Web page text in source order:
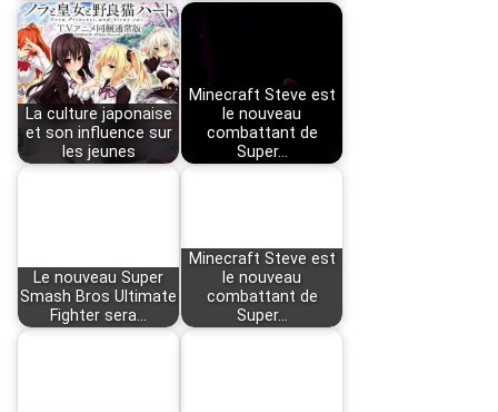
La culture japonaise
et son influence sur
les jeunes
Minecraft Steve est
le nouveau
combattant de
Super…
Le nouveau Super
Smash Bros Ultimate
Fighter sera…
Minecraft Steve est
le nouveau
combattant de
Super…